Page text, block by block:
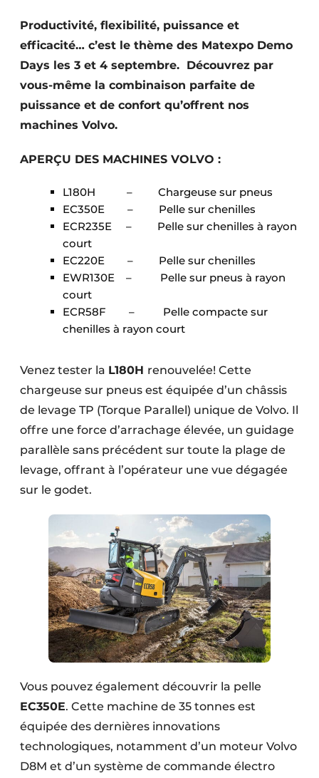
Video’s
Construction bois
Fondations
Géotextiles
Infrastructures souterraines et égouttage
Protection solaire
Rénovation
Sécurité incendie
Software
Techniques ferroviaires
Travaux ferroviaires
Productivité, flexibilité, puissance et
efficacité… c’est le thème des Matexpo Demo
Days les 3 et 4 septembre. Découvrez par
vous-même la combinaison parfaite de
puissance et de confort qu’offrent nos
machines Volvo.
APERÇU DES MACHINES VOLVO :
L180H – Chargeuse sur pneus
EC350E – Pelle sur chenilles
ECR235E – Pelle sur chenilles à rayon
court
EC220E – Pelle sur chenilles
EWR130E – Pelle sur pneus à rayon
court
ECR58F – Pelle compacte sur
chenilles à rayon court
Venez tester la L180H renouvelée! Cette
chargeuse sur pneus est équipée d’un châssis
de levage TP (Torque Parallel) unique de Volvo. Il
offre une force d’arrachage élevée, un guidage
parallèle sans précédent sur toute la plage de
levage, offrant à l’opérateur une vue dégagée
sur le godet.
Vous pouvez également découvrir la pelle
EC350E. Cette machine de 35 tonnes est
équipée des dernières innovations
technologiques, notamment d’un moteur Volvo
D8M et d’un système de commande électro